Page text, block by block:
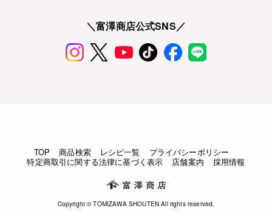
＼富澤商店公式SNS／
TOP 商品検索 レシピ一覧
プライバシーポリシー
特定商取引に関する法律に基づく表示
店舗案内 採用情報
Copyright © TOMIZAWA SHOUTEN All rights reserved.